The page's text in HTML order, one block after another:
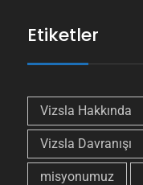
Etiketler
Vizsla Hakkında
Vizsla Davranışı
misyonumuz